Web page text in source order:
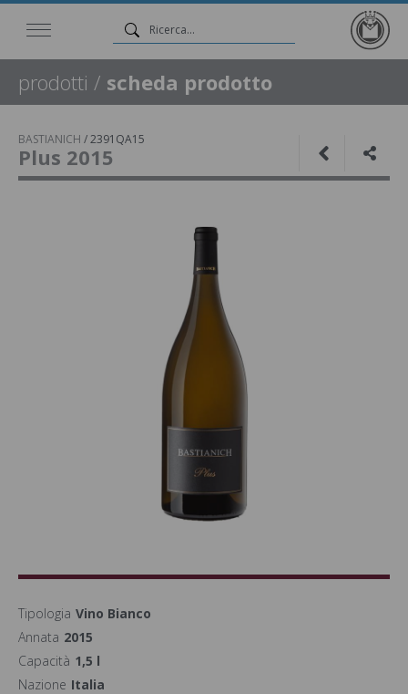
prodotti / scheda prodotto
BASTIANICH /2391QA15
Plus 2015
Tipologia Vino Bianco
Annata 2015
Capacità 1,5 l
Nazione Italia